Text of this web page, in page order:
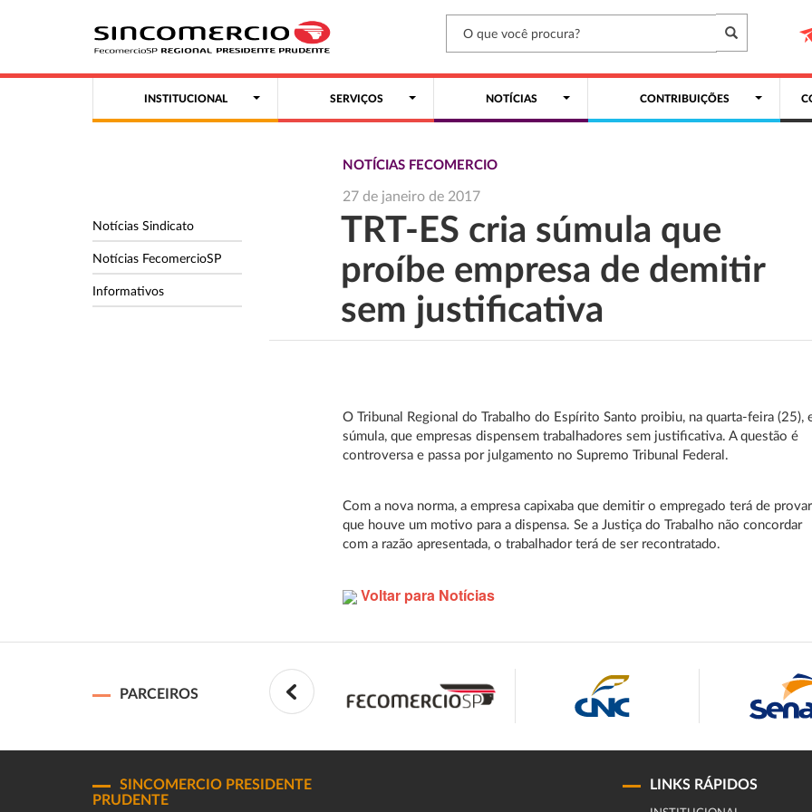
INSTITUCIONAL SERVIÇOS NOTÍCIAS CONTRIBUIÇÕES
Notícias Sindicato
Notícias FecomercioSP
Informativos
NOTÍCIAS FECOMERCIO
27 de janeiro de 2017
TRT-ES cria súmula que
proíbe empresa de demitir
sem justificativa
O Tribunal Regional do Trabalho do Espírito Santo proibiu, na quarta-feira (25),
súmula, que empresas dispensem trabalhadores sem justificativa. A questão é
controversa e passa por julgamento no Supremo Tribunal Federal.
Com a nova norma, a empresa capixaba que demitir o empregado terá de provar
que houve um motivo para a dispensa. Se a Justiça do Trabalho não concordar
com a razão apresentada, o trabalhador terá de ser recontratado.
Voltar para Notícias
PARCEIROS
SINCOMERCIO PRESIDENTE
PRUDENTE
LINKS RÁPIDOS